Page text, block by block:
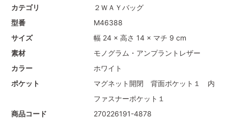
カテゴリ
２ＷＡＹバッグ
型番
M46388
サイズ
幅 24 × 高さ 14 × マチ 9 cm
素材
モノグラム・アンプラントレザー
カラー
ホワイト
ポケット
マグネット開閉 背面ポケット１ 内
ファスナーポケット１
商品コード
270226191-4878